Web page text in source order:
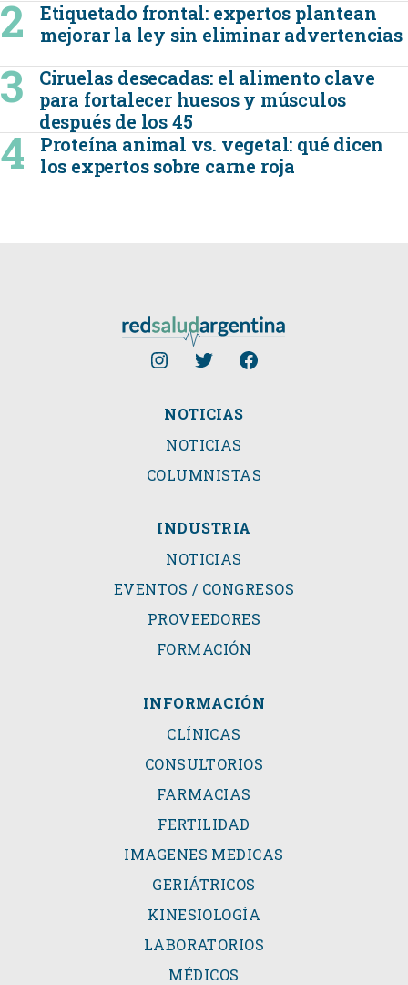
Etiquetado frontal: expertos plantean
mejorar la ley sin eliminar advertencias
Ciruelas desecadas: el alimento clave
para fortalecer huesos y músculos
después de los 45
Proteína animal vs. vegetal: qué dicen
los expertos sobre carne roja
NOTICIAS
NOTICIAS
COLUMNISTAS
INDUSTRIA
NOTICIAS
EVENTOS / CONGRESOS
PROVEEDORES
FORMACIÓN
INFORMACIÓN
CLÍNICAS
CONSULTORIOS
FARMACIAS
FERTILIDAD
IMAGENES MEDICAS
GERIÁTRICOS
KINESIOLOGÍA
LABORATORIOS
MÉDICOS